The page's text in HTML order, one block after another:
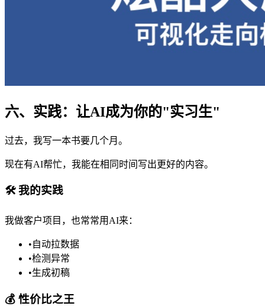
六、实践：让AI成为你的"实习生"
过去，我写一本书要几个月。
现在有AI帮忙，我能在相同时间写出更好的内容。
🛠️ 我的实践
我做客户项目，也常常用AI来：
•自动拉数据
•检测异常
•生成初稿
💰 性价比之王